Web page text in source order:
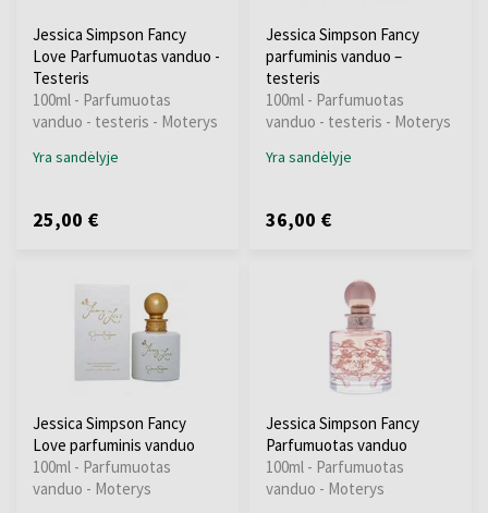
Jessica Simpson Fancy
Love Parfumuotas vanduo -
Testeris
100ml - Parfumuotas
vanduo - testeris - Moterys
Yra sandėlyje
25,00 €
Jessica Simpson Fancy
parfuminis vanduo –
testeris
100ml - Parfumuotas
vanduo - testeris - Moterys
Yra sandėlyje
36,00 €
Jessica Simpson Fancy
Love parfuminis vanduo
100ml - Parfumuotas
vanduo - Moterys
Jessica Simpson Fancy
Parfumuotas vanduo
100ml - Parfumuotas
vanduo - Moterys